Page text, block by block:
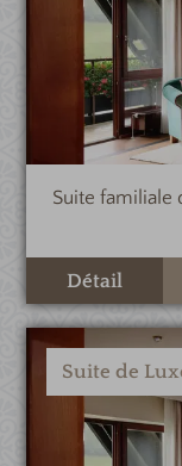
Suite familiale
splendide sur
Détail